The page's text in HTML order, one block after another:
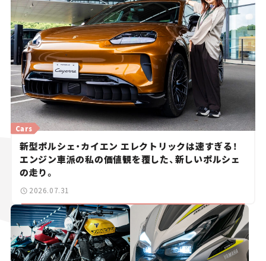
Cars
新型ポルシェ・カイエン エレクトリックは速すぎる！
エンジン車派の私の価値観を覆した、新しいポルシェ
の走り。
2026.07.31